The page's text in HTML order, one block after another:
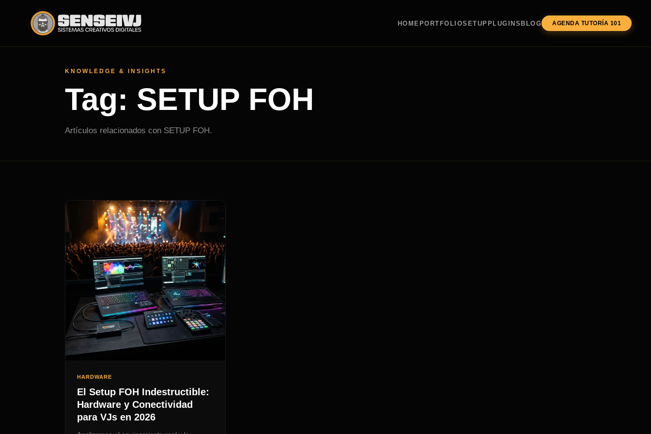
HOME PORTFOLIOSETUP PLUGINS BLOG AGENDA TUTORÍA 101
KNOWLEDGE & INSIGHTS
Tag: SETUP FOH
Artículos relacionados con SETUP FOH.
HARDWARE
El Setup FOH Indestructible:
Hardware y Conectividad
para VJs en 2026